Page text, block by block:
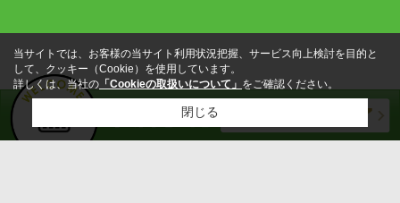
当サイトでは、お客様の当サイト利用状況把握、サービス向上検討を目的と
して、クッキー（Cookie）を使用しています。
詳しくは、当社の 「Cookieの取扱いについて」 をご確認ください。
閉じる